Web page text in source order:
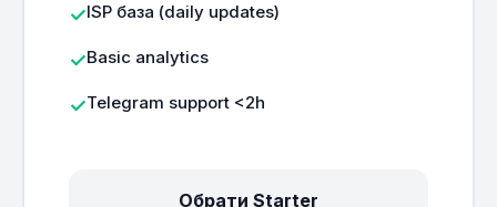
ISP база (daily updates)
Basic analytics
Telegram support <2h
Обрати Starter